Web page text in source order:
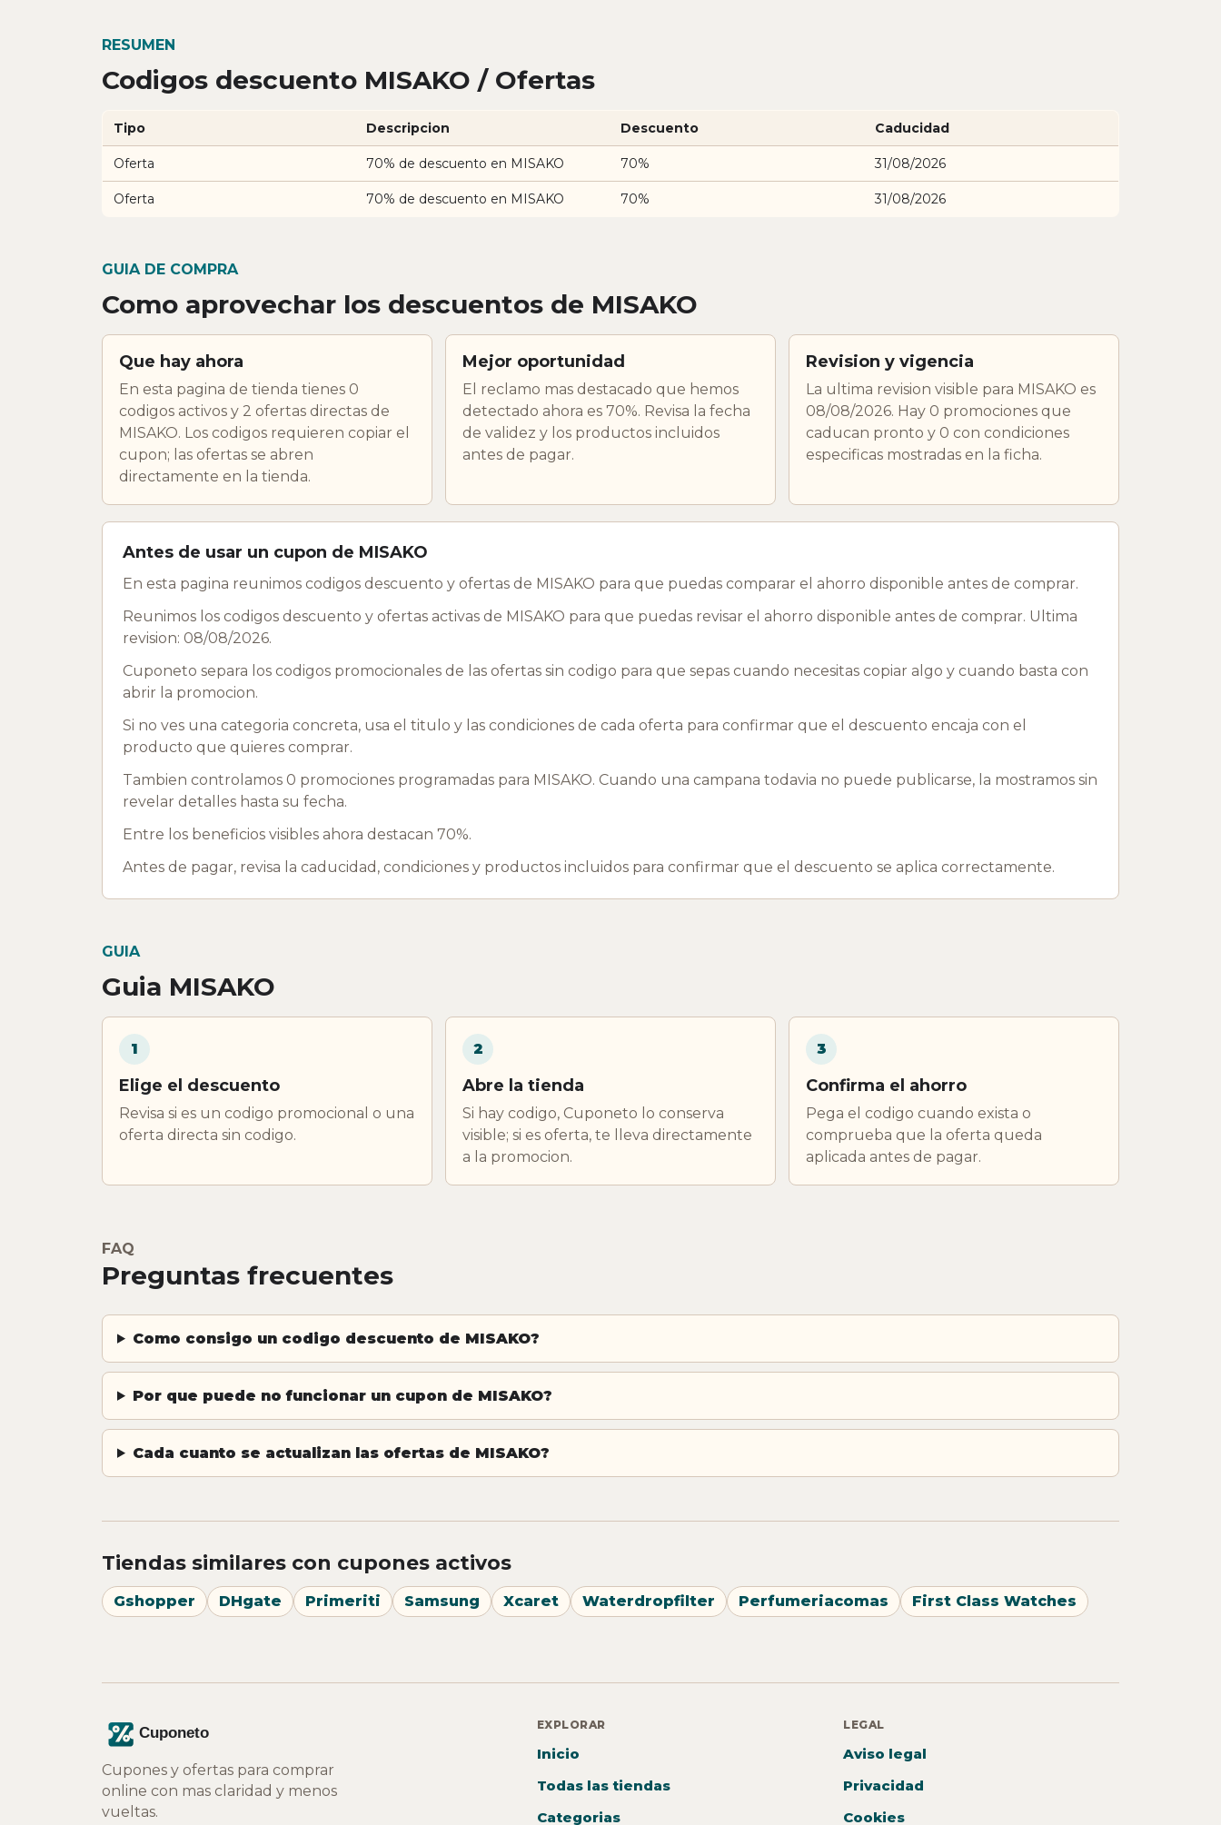
RESUMEN
Codigos descuento MISAKO / Ofertas
Tipo Descripcion Descuento Caducidad
Oferta 70% de descuento en MISAKO 70% 31/08/2026
Oferta 70% de descuento en MISAKO 70% 31/08/2026
GUIA DE COMPRA
Como aprovechar los descuentos de MISAKO
Que hay ahora
En esta pagina de tienda tienes 0
codigos activos y 2 ofertas directas de
MISAKO. Los codigos requieren copiar el
cupon; las ofertas se abren
directamente en la tienda.
Mejor oportunidad
El reclamo mas destacado que hemos
detectado ahora es 70%. Revisa la fecha
de validez y los productos incluidos
antes de pagar.
Revision y vigencia
La ultima revision visible para MISAKO es
08/08/2026. Hay 0 promociones que
caducan pronto y 0 con condiciones
especificas mostradas en la ficha.
Antes de usar un cupon de MISAKO
En esta pagina reunimos codigos descuento y ofertas de MISAKO para que puedas comparar el ahorro disponible antes de comprar.
Reunimos los codigos descuento y ofertas activas de MISAKO para que puedas revisar el ahorro disponible antes de comprar. Ultima
revision: 08/08/2026.
Cuponeto separa los codigos promocionales de las ofertas sin codigo para que sepas cuando necesitas copiar algo y cuando basta con
abrir la promocion.
Si no ves una categoria concreta, usa el titulo y las condiciones de cada oferta para confirmar que el descuento encaja con el
producto que quieres comprar.
Tambien controlamos 0 promociones programadas para MISAKO. Cuando una campana todavia no puede publicarse, la mostramos sin
revelar detalles hasta su fecha.
Entre los beneficios visibles ahora destacan 70%.
Antes de pagar, revisa la caducidad, condiciones y productos incluidos para confirmar que el descuento se aplica correctamente.
GUIA
Guia MISAKO
1
Elige el descuento
Revisa si es un codigo promocional o una
oferta directa sin codigo.
2
Abre la tienda
Si hay codigo, Cuponeto lo conserva
visible; si es oferta, te lleva directamente
a la promocion.
3
Confirma el ahorro
Pega el codigo cuando exista o
comprueba que la oferta queda
aplicada antes de pagar.
FAQ
Preguntas frecuentes
Como consigo un codigo descuento de MISAKO?
Por que puede no funcionar un cupon de MISAKO?
Cada cuanto se actualizan las ofertas de MISAKO?
Tiendas similares con cupones activos
Gshopper DHgate Primeriti Samsung Xcaret Waterdropfilter Perfumeriacomas First Class Watches
Cupones y ofertas para comprar
online con mas claridad y menos
vueltas.
EXPLORAR
Inicio
Todas las tiendas
Categorias
LEGAL
Aviso legal
Privacidad
Cookies